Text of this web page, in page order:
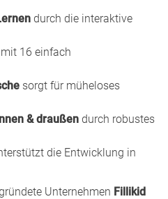
durch die interaktive
mit 16 einfach
sorgt für müheloses
& draußen durch robustes
die Entwicklung in
Unternehmen Fillikid